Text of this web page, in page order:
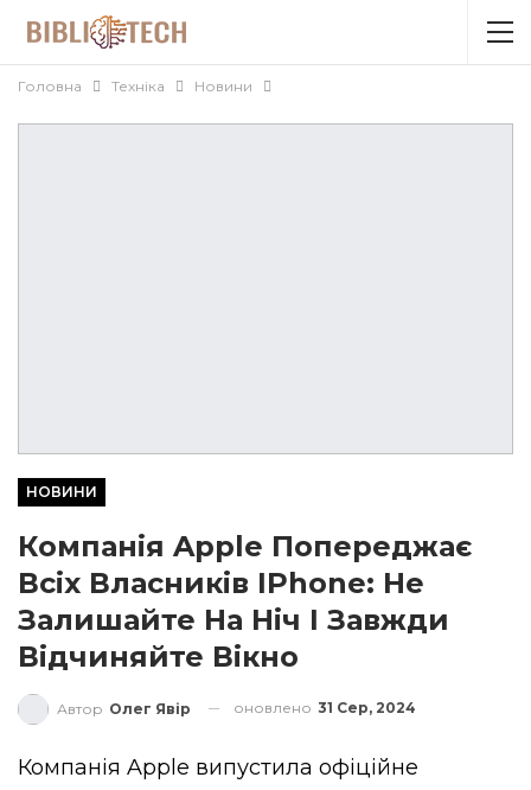
Головна Техніка Новини
НОВИНИ
Компанія Apple Попереджає
Всіх Власників IPhone: Не
Залишайте На Ніч І Завжди
Відчиняйте Вікно
Автор Олег Явір оновлено 31 Сер, 2024
Компанія Apple випустила офіційне